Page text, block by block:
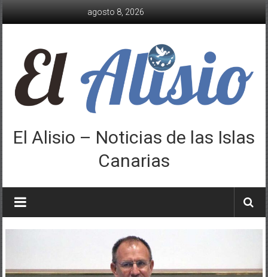
agosto 8, 2026
El Alisio – Noticias de las Islas
Canarias